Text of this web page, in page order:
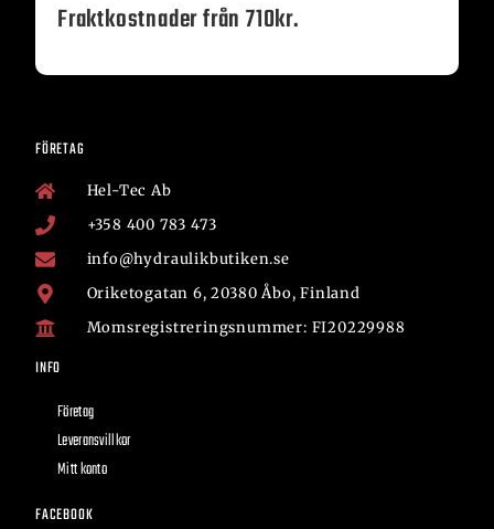
Fraktkostnader från 710kr.
FÖRETAG
Hel-Tec Ab
+358 400 783 473
info@hydraulikbutiken.se
Oriketogatan 6, 20380 Åbo, Finland
Momsregistreringsnummer: FI20229988
INFO
Företag
Leveransvillkor
Mitt konto
FACEBOOK